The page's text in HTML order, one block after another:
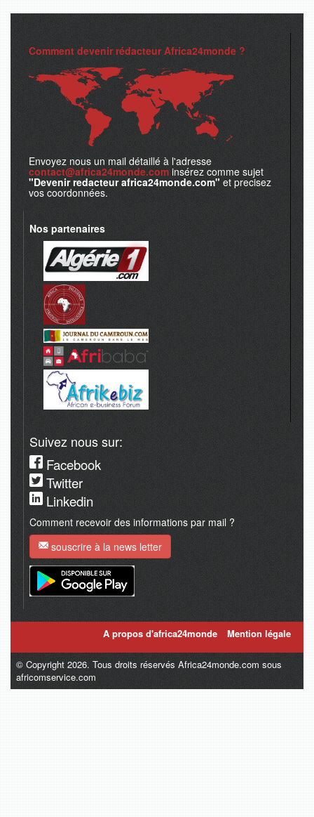
Comment devenir rédacteur Africa24monde ?
Envoyez nous un mail détaillé à l'adresse
contact@africa24monde.com insérez comme sujet
"Devenir redacteur africa24monde.com" et precisez
vos coordonnées.
Nos partenaires
Suivez nous sur:
Facebook
Twitter
Linkedin
Comment recevoir des informations par mail ?
souscrire à la news letter
A propos d'africa24monde Mention légale
© Copyright 2026. Tous droits réservés Africa24monde.com sous
africomservice.com